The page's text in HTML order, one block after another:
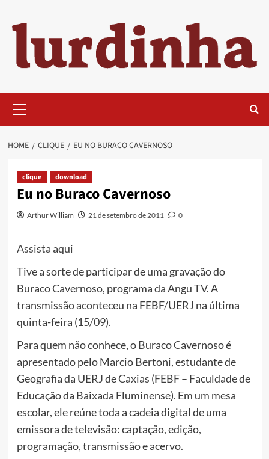
content
Menu
HOME CLIQUE EU NO BURACO CAVERNOSO
clique download
Eu no Buraco Cavernoso
Arthur William 21 de setembro de 2011 0
Assista aqui
Tive a sorte de participar de uma gravação do
Buraco Cavernoso, programa da Angu TV. A
transmissão aconteceu na FEBF/UERJ na última
quinta-feira (15/09).
Para quem não conhece, o Buraco Cavernoso é
apresentado pelo Marcio Bertoni, estudante de
Geografia da UERJ de Caxias (FEBF – Faculdade de
Educação da Baixada Fluminense). Em um mesa
escolar, ele reúne toda a cadeia digital de uma
emissora de televisão: captação, edição,
programação, transmissão e acervo.